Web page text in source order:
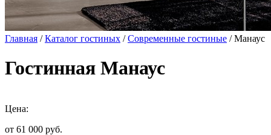
Главная /Каталог гостиных /Современные гостиные / Манаус
Гостинная Манаус
Цена:
от 61 000 руб.